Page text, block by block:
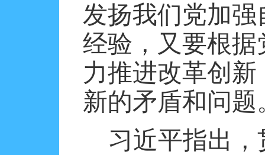
发扬我们党加
经验，又要根
力推进改革创
新的矛盾和问题
习近平指出